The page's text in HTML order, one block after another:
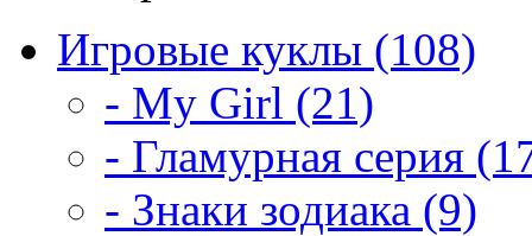
Игровые куклы (108)
- My Girl (21)
- Гламурная серия
- Знаки зодиака (9)